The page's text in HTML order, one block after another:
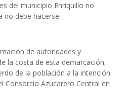
del municipio Enriquillo no
no debe hacerse.
de autoridades y
la costa de esta demarcación,
de la población a la intención
Consorcio Azucarero Central en